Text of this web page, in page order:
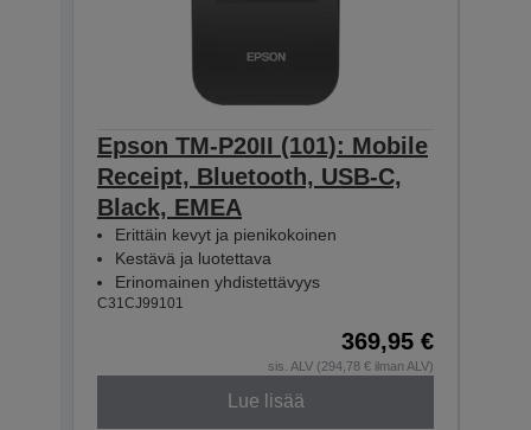
Epson TM-P20II (101): Mobile
Receipt, Bluetooth, USB-C,
Black, EMEA
Erittäin kevyt ja pienikokoinen
Kestävä ja luotettava
Erinomainen yhdistettävyys
C31CJ99101
369,95 €
sis. ALV (294,78 € ilman ALV)
Lue lisää